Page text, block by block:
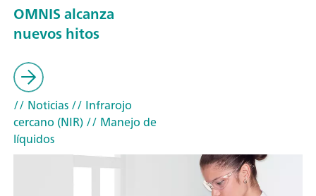
OMNIS alcanza
nuevos hitos
// Noticias// Infrarojo
cercano (NIR)// Manejo de
líquidos